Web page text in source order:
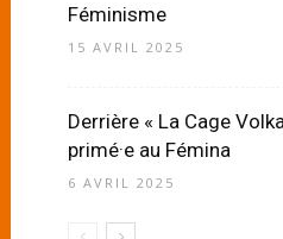
Féminisme
15 AVRIL 2025
Derrière « La Cage
primé·e au Fémina
6 AVRIL 2025